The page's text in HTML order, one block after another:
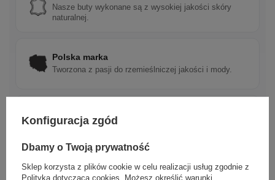
Nasze buty wykonane są z wysokiej jakości skóry
naturalnej.
Polska marka
Tworzona z pasji do rzemieślniczej jakości i mody.
Ponadczasowy design
Klasyczne wzory, które pasują do wielu stylizacji.
Szybka wysyłka
Konfiguracja zgód
Dbamy o Twoją prywatność
Sklep korzysta z plików cookie w celu realizacji usług zgodnie z
Polityką dotyczącą cookies . Możesz określić warunki